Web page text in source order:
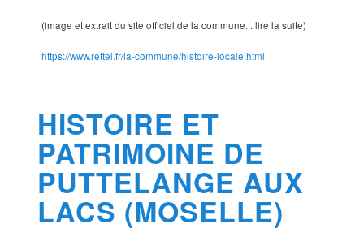
(image et extrait du site officiel de la commune... lire la suite)
https://www.rettel.fr/la-commune/histoire-locale.html
HISTOIRE ET
PATRIMOINE DE
PUTTELANGE AUX
LACS (MOSELLE)